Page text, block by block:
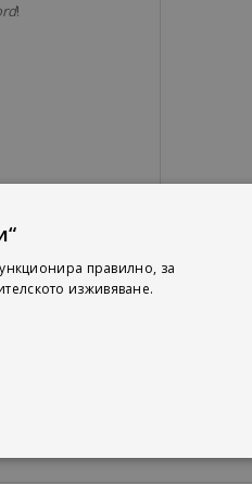
!
правилно, за
изживяване.